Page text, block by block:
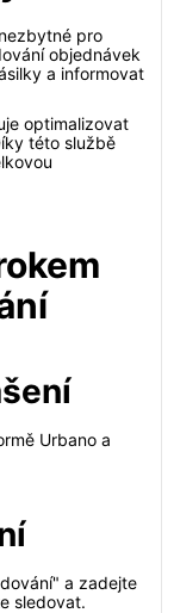
pro
objednávek
a informovat
optimalizovat
této službě
Urbano a
a zadejte
sledovat.